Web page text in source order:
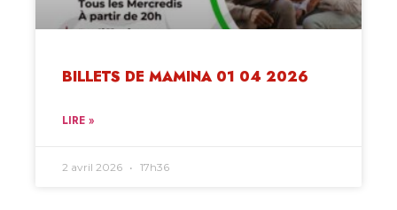
BILLETS DE MAMINA 01 04 2026
LIRE »
2 avril 2026 17h36